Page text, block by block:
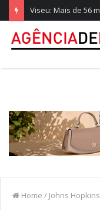
Home / Johns Hopkins